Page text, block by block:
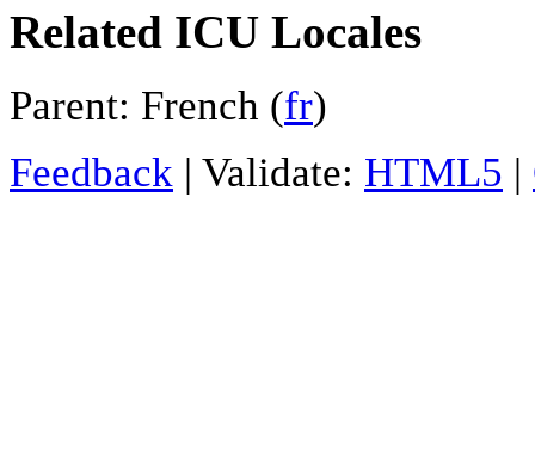
Related ICU Locales
Parent: French (fr)
Feedback | Validate: HTML5 |